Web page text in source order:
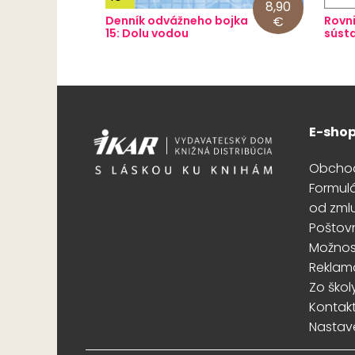
8,90
€
Denník odvážneho bojka
15: Dolu vodou
E-
od
Zo